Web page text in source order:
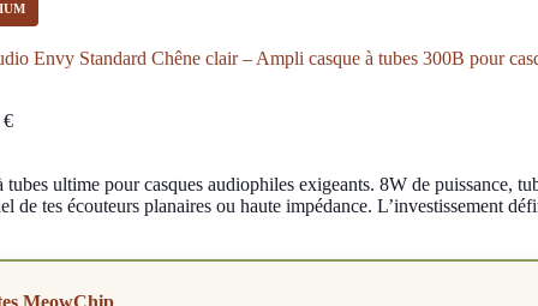
Envy Standard Chêne clair – Ampli casque à tubes 300B pour
€
tubes ultime pour casques audiophiles exigeants. 8W de puissance,
de tes écouteurs planaires ou haute impédance. L’investissement
MeowChip